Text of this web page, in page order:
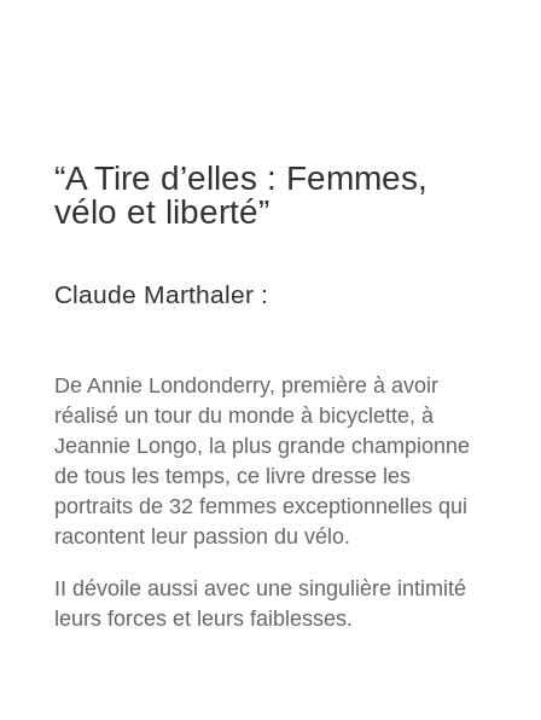
“A Tire d’elles : Femmes,
vélo et liberté”
Claude Marthaler :
De Annie Londonderry, première à avoir
réalisé un tour du monde à bicyclette, à
Jeannie Longo, la plus grande championne
de tous les temps, ce livre dresse les
portraits de 32 femmes exceptionnelles qui
racontent leur passion du vélo.
II dévoile aussi avec une singulière intimité
leurs forces et leurs faiblesses.